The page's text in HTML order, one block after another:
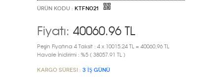
ÜRÜN KODU : KTFN021
Fiyatı: 40060.96 TL
Peşin Fiyatına 4 Taksit : 4 x 10015.24 TL = 40060,96 TL
Havale İnidirimi : %5 ( 38057.91 TL )
Kargo Süresi : 3 İŞ GÜNÜ